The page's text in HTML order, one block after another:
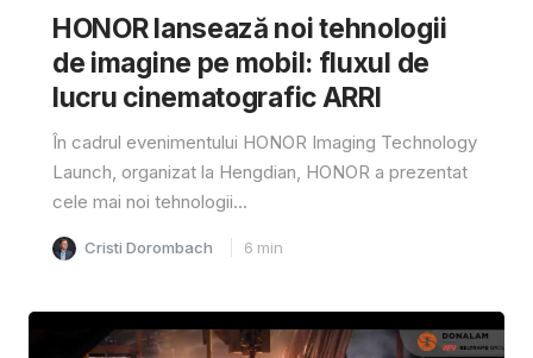
HONOR lansează noi tehnologii
de imagine pe mobil: fluxul de
lucru cinematografic ARRI
În cadrul evenimentului HONOR Imaging Technology
Launch, organizat la Hengdian, HONOR a prezentat
cele mai noi tehnologii...
Cristi Dorombach 6 min